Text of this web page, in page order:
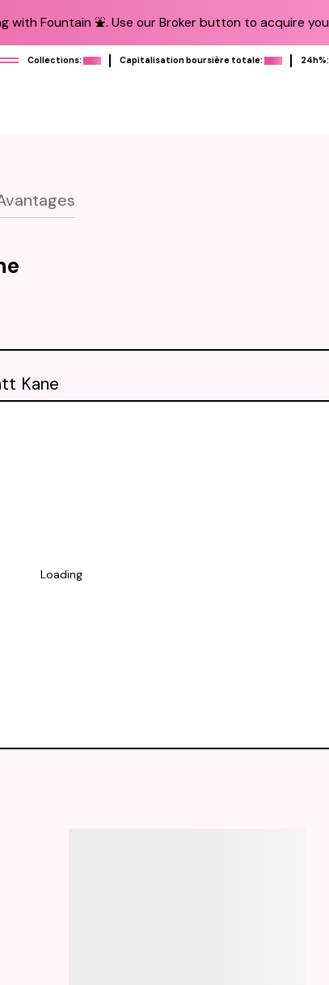
with Fountain ⛲️. Use our Broker button to acquire
Collections: Capitalisation boursière totale: 24h%:
Kane
Loading